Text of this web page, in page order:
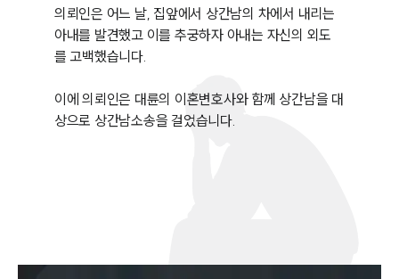
의뢰인은 어느 날, 집앞에서 상간남의 차에서 내리는
아내를 발견했고 이를 추궁하자 아내는 자신의 외도
를 고백했습니다.
이에 의뢰인은 대륜의 이혼변호사와 함께 상간남을 대
상으로 상간남소송을 걸었습니다.